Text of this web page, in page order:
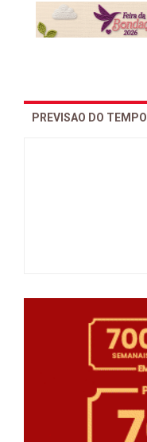
PREVISAO DO TEMPO